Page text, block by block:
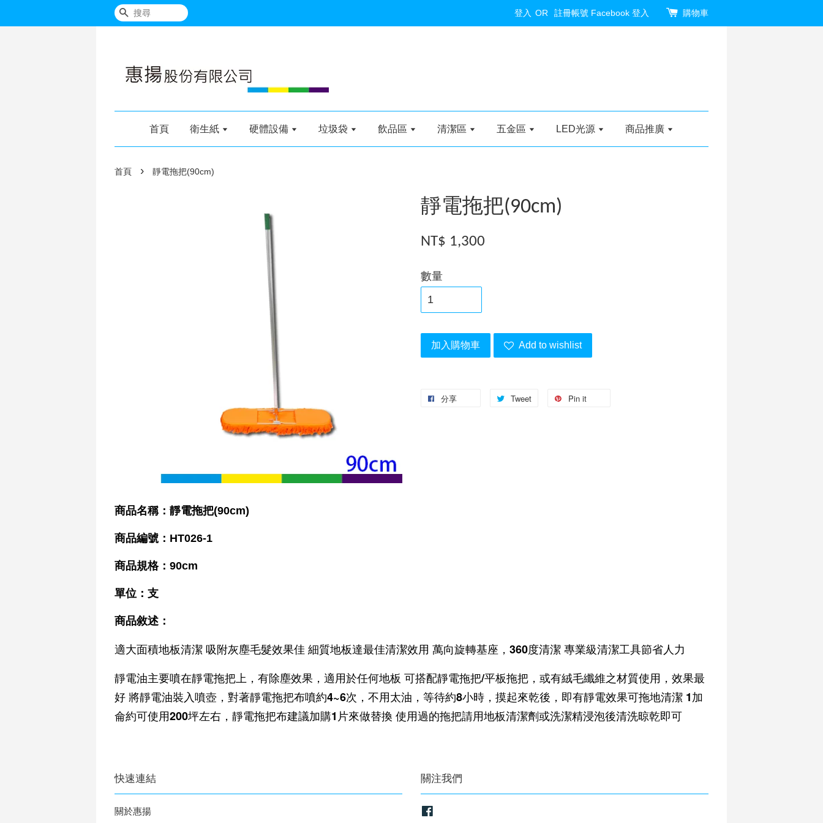
搜尋 登入 OR 註冊帳號 Facebook 登入 購物車
首頁 衛生紙 硬體設備 垃圾袋 飲品區 清潔區 五金區 LED光源 商品推廣
首頁 › 靜電拖把(90cm)
靜電拖把(90cm)
NT$ 1,300
數量
加入購物車 Add to wishlist
分享 Tweet Pin it
商品名稱：靜電拖把(90cm)
商品編號：HT026-1
商品規格：90cm
單位：支
商品敘述：
適大面積地板清潔 吸附灰塵毛髮效果佳 細質地板達最佳清潔效用 萬向旋轉基座，360度清潔 專業級清潔工具節省人力
靜電油主要噴在靜電拖把上，有除塵效果，適用於任何地板 可搭配靜電拖把/平板拖把，或有絨毛纖維之材質使用，效果最
好 將靜電油裝入噴壺，對著靜電拖把布噴約4~6次，不用太油，等待約8小時，摸起來乾後，即有靜電效果可拖地清潔 1加
侖約可使用200坪左右，靜電拖把布建議加購1片來做替換 使用過的拖把請用地板清潔劑或洗潔精浸泡後清洗晾乾即可
快速連結
關於惠揚
關注我們